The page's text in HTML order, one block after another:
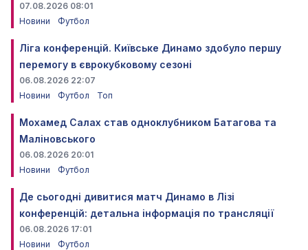
07.08.2026 08:01
Новини
Футбол
Ліга конференцій. Київське Динамо здобуло першу
перемогу в єврокубковому сезоні
06.08.2026 22:07
Новини
Футбол Топ
Мохамед Салах став одноклубником Батагова та
Маліновського
06.08.2026 20:01
Новини
Футбол
Де сьогодні дивитися матч Динамо в Лізі
конференцій: детальна інформація по трансляції
06.08.2026 17:01
Новини
Футбол